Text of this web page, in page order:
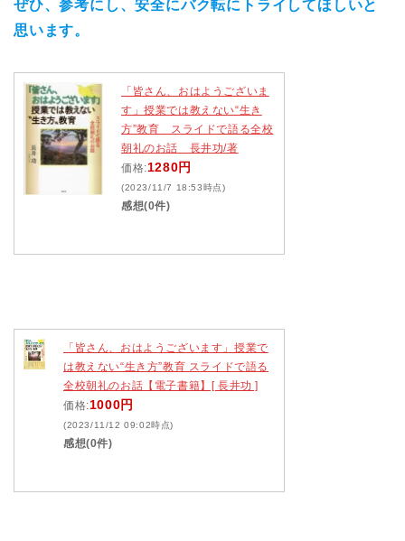
ぜひ、参考にし、安全にバク転にトライしてほしいと
思います。
「皆さん、おはようございま
す」授業では教えない“生き
方”教育 スライドで語る全校
朝礼のお話 長井功/著
価格:1280円
(2023/11/7 18:53時点)
感想(0件)
「皆さん、おはようございます」授業で
は教えない“生き方”教育 スライドで語る
全校朝礼のお話【電子書籍】[ 長井功 ]
価格:1000円
(2023/11/12 09:02時点)
感想(0件)